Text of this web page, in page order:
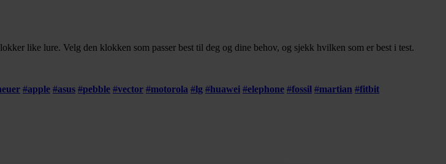
like lure. Velg den klokken som passer best til deg og dine behov, og sjekk hvilken som er best i test.
#apple #asus #pebble #vector #motorola #lg #huawei #elephone #fossil #martian #fitbit